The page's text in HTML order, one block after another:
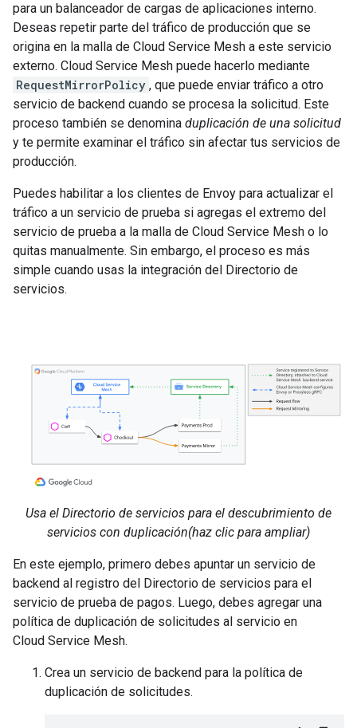
para un balanceador de cargas de aplicaciones interno.
Deseas repetir parte del tráfico de producción que se
origina en la malla de Cloud Service Mesh a este servicio
externo. Cloud Service Mesh puede hacerlo mediante
RequestMirrorPolicy , que puede enviar tráfico a otro
servicio de backend cuando se procesa la solicitud. Este
proceso también se denomina duplicación de una solicitud
y te permite examinar el tráfico sin afectar tus servicios de
producción.
Puedes habilitar a los clientes de Envoy para actualizar el
tráfico a un servicio de prueba si agregas el extremo del
servicio de prueba a la malla de Cloud Service Mesh o lo
quitas manualmente. Sin embargo, el proceso es más
simple cuando usas la integración del Directorio de
servicios.
Usa el Directorio de servicios para el descubrimiento de
servicios con duplicación(haz clic para ampliar)
En este ejemplo, primero debes apuntar un servicio de
backend al registro del Directorio de servicios para el
servicio de prueba de pagos. Luego, debes agregar una
política de duplicación de solicitudes al servicio en
Cloud Service Mesh.
Crea un servicio de backend para la política de
duplicación de solicitudes.